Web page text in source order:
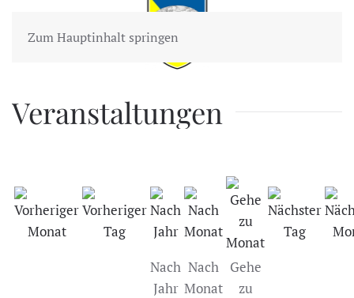
Zum Hauptinhalt springen
Veranstaltungen
Nach
Jahr
Nach
Monat
Gehe
zu